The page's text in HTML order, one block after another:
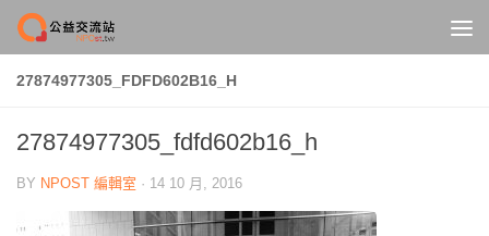
Skip to content
27874977305_FDFD602B16_H
27874977305_fdfd602b16_h
BY NPOST 編輯室 · 14 10 月, 2016